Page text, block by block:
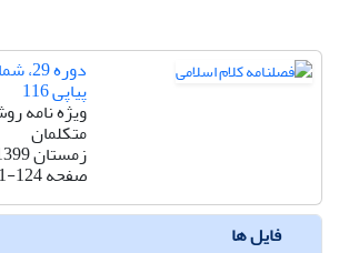
پیاپی 116
ویژه نامه
متکلمان
زمستان 1399
صفحه124
فایل ها